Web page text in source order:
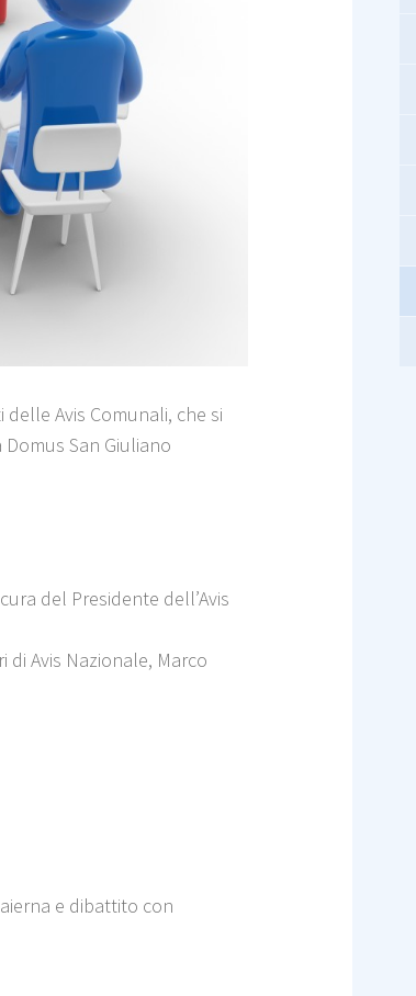
Avis Comunali, che si
San Giuliano
del Presidente dell’Avis
Avis Nazionale, Marco
e dibattito con